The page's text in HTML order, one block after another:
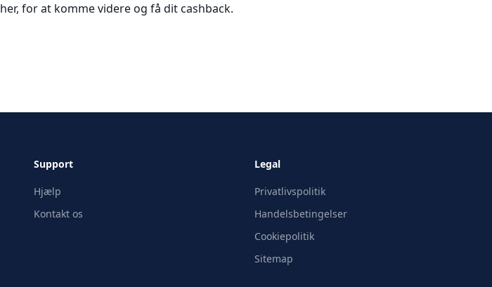
her, for at komme videre og få dit cashback.
Support
Hjælp
Kontakt os
Legal
Privatlivspolitik
Handelsbetingelser
Cookiepolitik
Sitemap